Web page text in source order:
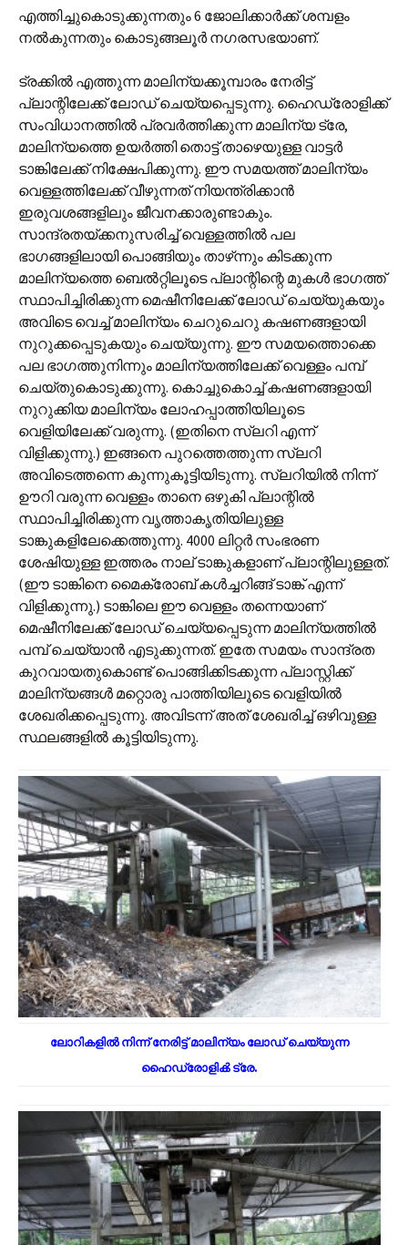
എത്തിച്ചുകൊടുക്കുന്നതും 6 ജോലിക്കാർക്ക് ശമ്പളം
നൽകുന്നതും കൊടുങ്ങലൂ‍ർ നഗരസഭയാണ്.
ട്രക്കിൽ എത്തുന്ന മാലിന്യക്കൂമ്പാരം നേരിട്ട്
പ്ലാന്റിലേക്ക് ലോഡ് ചെയ്യപ്പെടുന്നു. ഹൈഡ്രോളിക്ക്
സംവിധാനത്തിൽ പ്രവർത്തിക്കുന്ന മാലിന്യ ട്രേ,
മാലിന്യത്തെ ഉയർത്തി തൊട്ട് താഴെയുള്ള വാട്ടർ
ടാങ്കിലേക്ക് നിക്ഷേപിക്കുന്നു. ഈ സമയത്ത് മാലിന്യം
വെള്ളത്തിലേക്ക് വീഴുന്നത് നിയന്ത്രിക്കാൻ
ഇരുവശങ്ങളിലും ജീവനക്കാരുണ്ടാകും.
സാന്ദ്രതയ്ക്കനുസരിച്ച് വെള്ളത്തിൽ പല
ഭാഗങ്ങളിലായി പൊങ്ങിയും താഴ്‌ന്നും കിടക്കുന്ന
മാലിന്യത്തെ ബെൽറ്റിലൂടെ പ്ലാന്റിന്റെ മുകൾ ഭാഗത്ത്
സ്ഥാപിച്ചിരിക്കുന്ന മെഷീനിലേക്ക് ലോഡ് ചെയ്യുകയും
അവിടെ വെച്ച് മാലിന്യം ചെറുചെറു കഷണങ്ങളായി
നുറുക്കപ്പെടുകയും ചെയ്യുന്നു. ഈ സമയത്തൊക്കെ
പല ഭാഗത്തുനിന്നും മാലിന്യത്തിലേക്ക് വെള്ളം പമ്പ്
ചെയ്തുകൊടുക്കുന്നു. കൊച്ചുകൊച്ച് കഷണങ്ങളായി
നുറുക്കിയ മാലിന്യം ലോഹപ്പാത്തിയിലൂടെ
വെളിയിലേക്ക് വരുന്നു. (ഇതിനെ സ്ലറി എന്ന്
വിളിക്കുന്നു.) ഇങ്ങനെ പുറത്തെത്തുന്ന സ്ലറി
അവിടെത്തന്നെ കുന്നുകൂട്ടിയിടുന്നു. സ്ലറിയിൽ നിന്ന്
ഊറി വരുന്ന വെള്ളം താനെ ഒഴുകി പ്ലാന്റിൽ
സ്ഥാപിച്ചിരിക്കുന്ന വൃത്താകൃതിയിലുള്ള
ടാങ്കുകളിലേക്കെത്തുന്നു. 4000 ലിറ്റർ സംഭരണ
ശേഷിയുള്ള ഇത്തരം നാല് ടാങ്കുകളാണ് പ്ലാന്റിലുള്ളത്.
(ഈ ടാങ്കിനെ മൈക്രോബ് കൾച്ചറിങ്ങ് ടാങ്ക് എന്ന്
വിളിക്കുന്നു.) ടാങ്കിലെ ഈ വെള്ളം തന്നെയാണ്
മെഷീനിലേക്ക് ലോഡ് ചെയ്യപ്പെടുന്ന മാലിന്യത്തിൽ
പമ്പ് ചെയ്യാൻ എടുക്കുന്നത്. ഇതേ സമയം സാന്ദ്രത
കുറവായതുകൊണ്ട് പൊങ്ങിക്കിടക്കുന്ന പ്ലാസ്റ്റിക്ക്
മാലിന്യങ്ങൾ മറ്റൊരു പാത്തിയിലൂടെ വെളിയിൽ
ശേഖരിക്കപ്പെടുന്നു. അവിടന്ന് അത് ശേഖരിച്ച് ഒഴിവുള്ള
സ്ഥലങ്ങളിൽ കൂട്ടിയിടുന്നു.
ലോറികളിൽ നിന്ന് നേരിട്ട് മാലിന്യം ലോഡ് ചെയ്യുന്ന
ഹൈഡ്രോളിൿ ട്രേ.